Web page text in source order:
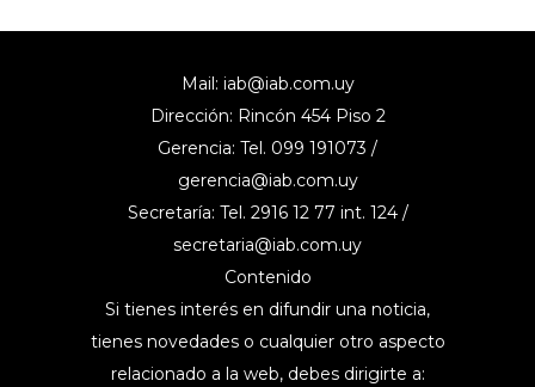
Mail: iab@iab.com.uy
Dirección: Rincón 454 Piso 2
Gerencia: Tel. 099 191073 /
gerencia@iab.com.uy
Secretaría: Tel. 2916 12 77 int. 124 /
secretaria@iab.com.uy
Contenido
Si tienes interés en difundir una noticia,
tienes novedades o cualquier otro aspecto
relacionado a la web, debes dirigirte a: